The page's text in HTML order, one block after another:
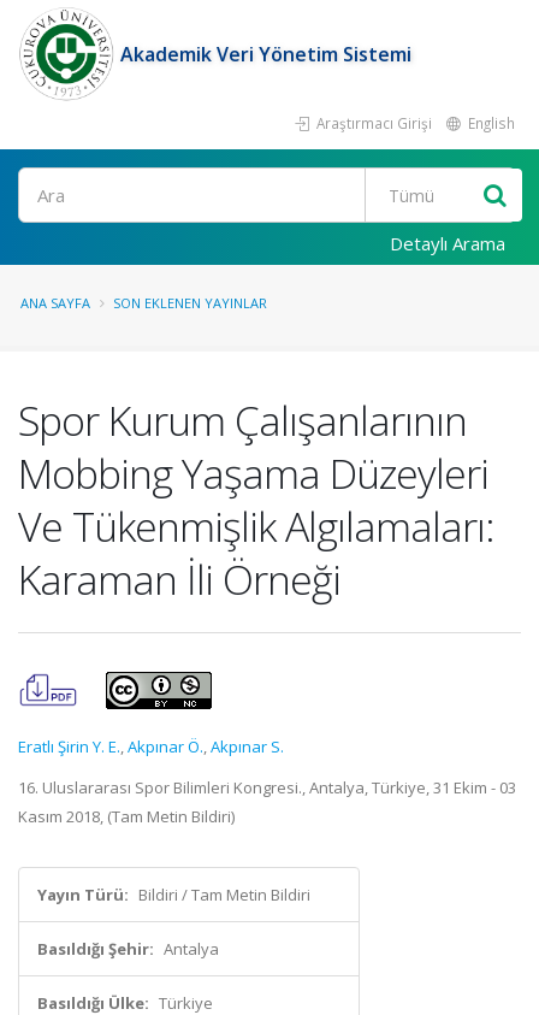
Akademik Veri Yönetim Sistemi
Araştırmacı Girişi English
Ara
Detaylı Arama
ANA SAYFA SON EKLENEN YAYINLAR
Spor Kurum Çalışanlarının
Mobbing Yaşama Düzeyleri
Ve Tükenmişlik Algılamaları:
Karaman İli Örneği
Eratlı Şirin Y. E.,Akpınar Ö.,Akpınar S.
16. Uluslararası Spor Bilimleri Kongresi., Antalya, Türkiye, 31 Ekim - 03
Kasım 2018, (Tam Metin Bildiri)
Yayın Türü: Bildiri / Tam Metin Bildiri
Basıldığı Şehir: Antalya
Basıldığı Ülke: Türkiye